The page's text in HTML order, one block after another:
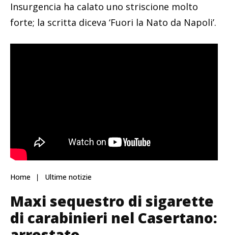
Insurgencia ha calato uno striscione molto
forte; la scritta diceva ‘Fuori la Nato da Napoli’.
Home Ultime notizie
Maxi sequestro di sigarette
di carabinieri nel Casertano: